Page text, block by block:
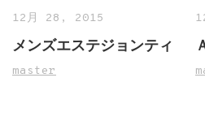
12月 28, 2015
メンズエステジョンティ
master